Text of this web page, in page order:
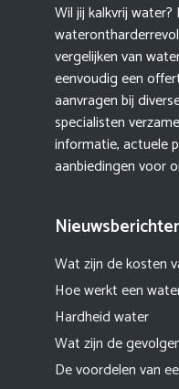
Wil jij kalkvrij
vergelijken van
eenvoudig een
aanvragen bij
specialisten
informatie, actuele
aanbiedingen voor
Wat zijn de kosten
Hoe werkt een
Hardheid water
Wat zijn de
De voordelen van